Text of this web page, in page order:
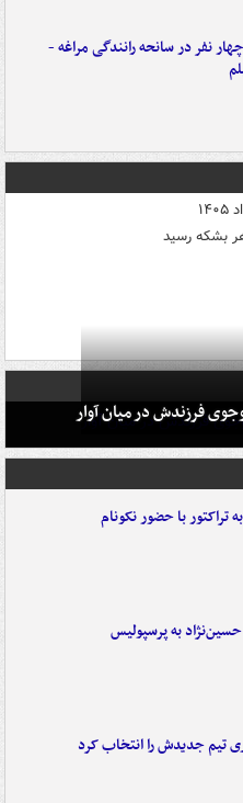
نفر در سانحه رانندگی مراغه -
فرزندش در میان آوار
تراکتور با حضور نکونام
به پرسپولیس
تیم جدیدش را انتخاب کرد